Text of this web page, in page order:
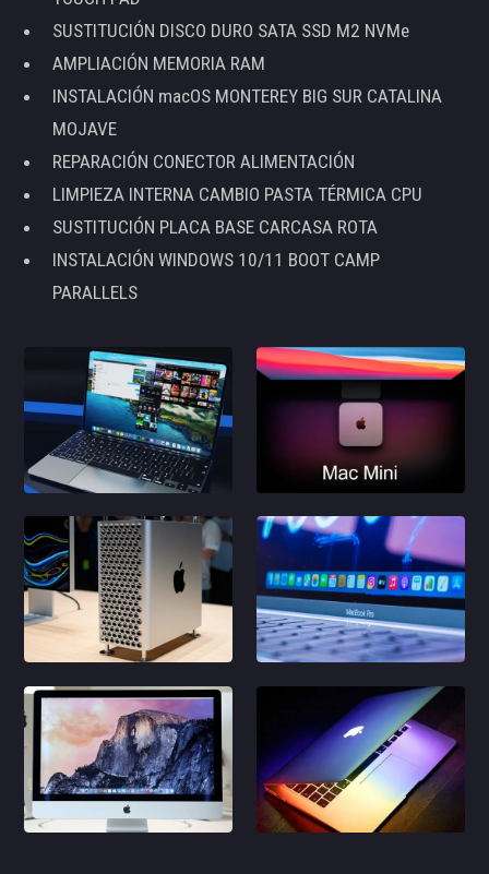
SUSTITUCIÓN DISCO DURO SATA SSD M2 NVMe
AMPLIACIÓN MEMORIA RAM
INSTALACIÓN macOS MONTEREY BIG SUR CATALINA
MOJAVE
REPARACIÓN CONECTOR ALIMENTACIÓN
LIMPIEZA INTERNA CAMBIO PASTA TÉRMICA CPU
SUSTITUCIÓN PLACA BASE CARCASA ROTA
INSTALACIÓN WINDOWS 10/11 BOOT CAMP
PARALLELS